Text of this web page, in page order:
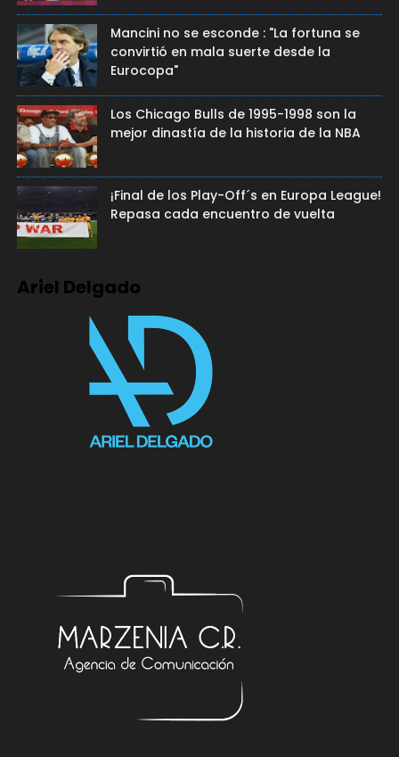
Mancini no se esconde : "La fortuna se
convirtió en mala suerte desde la
Eurocopa"
Los Chicago Bulls de 1995-1998 son la
mejor dinastía de la historia de la NBA
¡Final de los Play-Off´s en Europa League!
Repasa cada encuentro de vuelta
Ariel Delgado